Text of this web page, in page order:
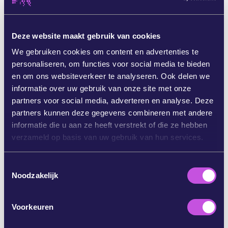
Deze website maakt gebruik van cookies
We gebruiken cookies om content en advertenties te
personaliseren, om functies voor social media te bieden
en om ons websiteverkeer te analyseren. Ook delen we
informatie over uw gebruik van onze site met onze
partners voor social media, adverteren en analyse. Deze
partners kunnen deze gegevens combineren met andere
informatie die u aan ze heeft verstrekt of die ze hebben
verzameld op basis van uw gebruik van hun services.
Noodzakelijk
Voorkeuren
nog niets getekend. Dus als wij nú ingrijpen,
De voorzitter van de Europese Commissie, Ursula
von der Leyen, staat onder druk om haar koers te
verleggen. En die druk loopt op – haar eigen
positie staat nu zelfs ter discussie! [3]
Dit is hét moment om de kracht van Europa te
laten zien.
Als we ons nu uitspreken, kunnen we
Europa dat investeert in groene en huisgemaakte
stroom. Een Europa dat niet toegeeft aan
Overtuig Europese toppolitici: Zeg NEE tegen de